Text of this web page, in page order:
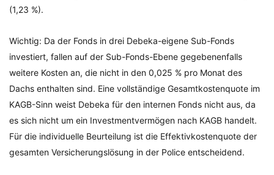
(1,23 %).
Wichtig: Da der Fonds in drei Debeka-eigene Sub-Fonds
investiert, fallen auf der Sub-Fonds-Ebene gegebenenfalls
weitere Kosten an, die nicht in den 0,025 % pro Monat des
Dachs enthalten sind. Eine vollständige Gesamtkostenquote im
KAGB-Sinn weist Debeka für den internen Fonds nicht aus, da
es sich nicht um ein Investmentvermögen nach KAGB handelt.
Für die individuelle Beurteilung ist die Effektivkostenquote der
gesamten Versicherungslösung in der Police entscheidend.